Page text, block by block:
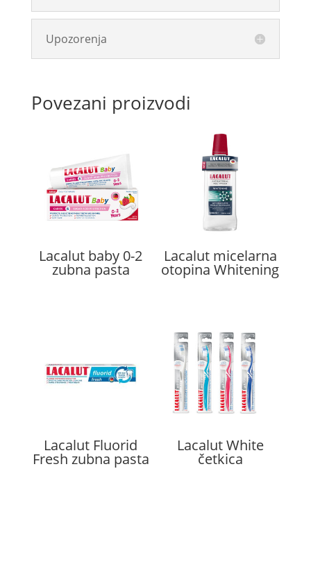
Upozorenja
Povezani proizvodi
Lacalut baby 0-2
zubna pasta
Lacalut micelarna
otopina Whitening
Lacalut Fluorid
Fresh zubna pasta
Lacalut White
četkica